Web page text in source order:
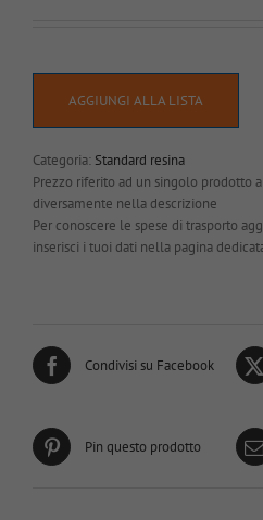
AGGIUNGI ALLA LISTA
Categoria: Standard resina
Prezzo riferito ad un singolo prodotto
diversamente nella descrizione
Per conoscere le spese di trasporto
inserisci i tuoi dati nella pagina
Condivisi su Facebook
Pin questo prodotto